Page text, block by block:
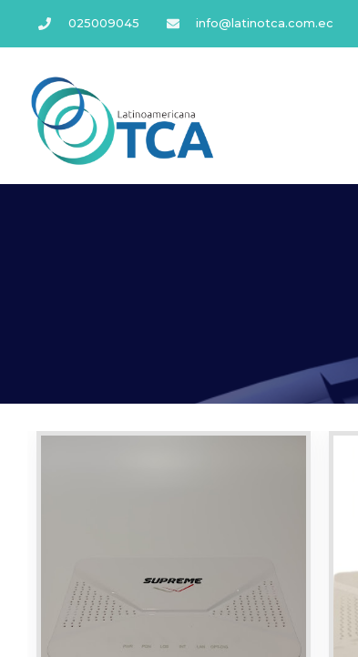
025009045 info@latinotca.com.ec